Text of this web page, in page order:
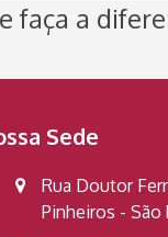
faça a
Sede
Rua Doutor
Pinheiros - São